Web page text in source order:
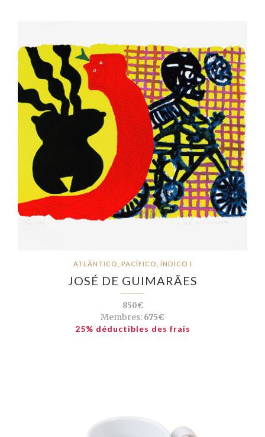
ATLÂNTICO, PACÍFICO, ÍNDICO I
JOSÉ DE GUIMARÃES
850€
Membres: 675€
25% déductibles des frais